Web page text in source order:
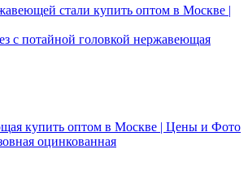
с потайной головкой нержавеющая
оцинкованная